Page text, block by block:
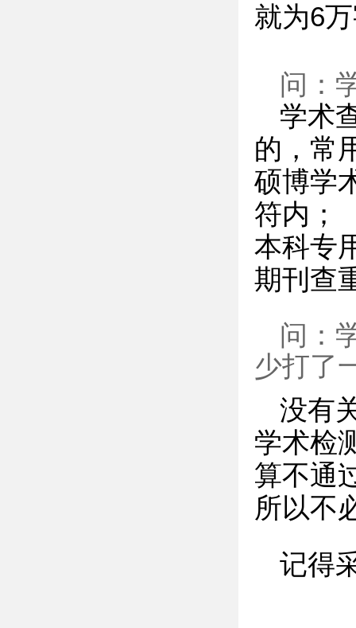
就为6
问：
学术
的，常
硕博学
符内；
本科专
期刊查
问：
少打了
没有
学术检
算不通
所以不
记得